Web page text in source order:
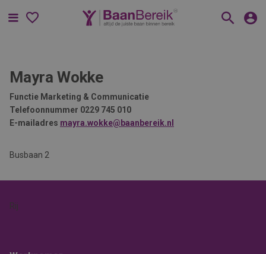
Menu
Mayra Wokke
Functie Marketing & Communicatie
Telefoonnummer 0229 745 010
E-mailadres mayra.wokke@baanbereik.nl
Busbaan 2
Rij